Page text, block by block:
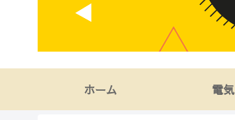
ホーム 電気